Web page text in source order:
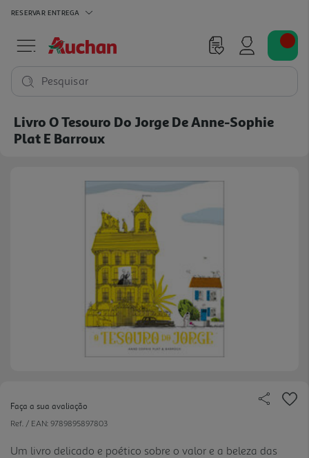
RESERVAR ENTREGA
Pesquisar
Livro O Tesouro Do Jorge De Anne-Sophie
Plat E Barroux
Faça a sua avaliação
Ref. / EAN: 9789895897803
Um livro delicado e poético sobre o valor e a beleza das